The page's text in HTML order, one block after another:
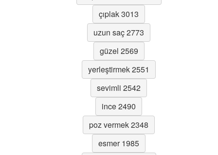
çıplak 3013
uzun saç 2773
güzel 2569
yerleştirmek 2551
sevimli 2542
ince 2490
poz vermek 2348
esmer 1985